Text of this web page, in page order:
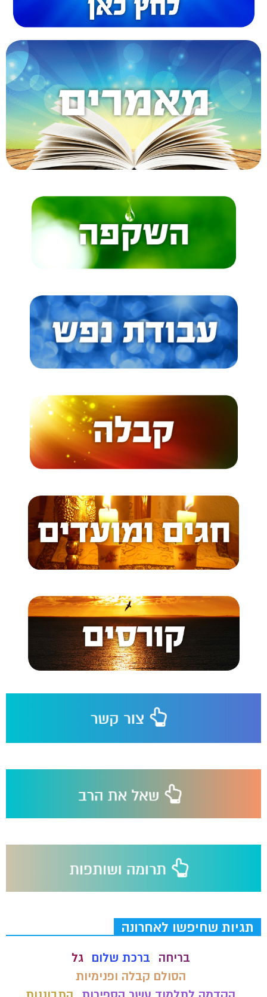
תגיות שחיפשו לאחרונה
בריחה ברכת שלום
גל
הסולם קבלה ופנימיות